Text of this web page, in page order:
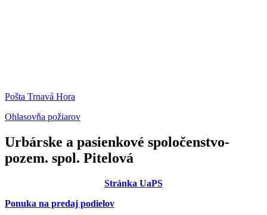
Pošta Trnavá Hora
Ohlasovňa požiarov
Urbárske a pasienkové spoločenstvo-
pozem. spol. Pitelová
Stránka UaPS
Ponuka na predaj podielov